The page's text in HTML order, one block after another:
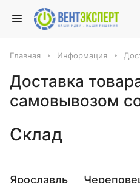
Главная Информация
Доставка
самовывозом
Склад
Ярославль